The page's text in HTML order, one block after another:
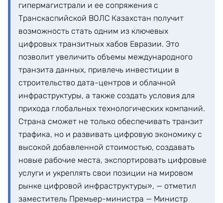
гипермагистрали и ее сопряжения с
Транскаспийской ВОЛС Казахстан получит
возможность стать одним из ключевых
цифровых транзитных хабов Евразии. Это
позволит увеличить объемы международного
транзита данных, привлечь инвестиции в
строительство дата-центров и облачной
инфраструктуры, а также создать условия для
прихода глобальных технологических компаний.
Страна сможет не только обеспечивать транзит
трафика, но и развивать цифровую экономику с
высокой добавленной стоимостью, создавать
новые рабочие места, экспортировать цифровые
услуги и укреплять свои позиции на мировом
рынке цифровой инфраструктуры», — отметил
заместитель Премьер-министра — Министр